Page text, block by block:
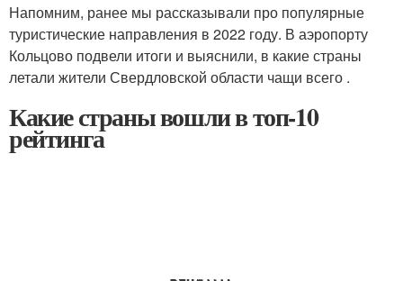
Напомним, ранее мы рассказывали про популярные
туристические направления в 2022 году. В аэропорту
Кольцово подвели итоги и выяснили, в какие страны
летали жители Свердловской области чащи всего .
Какие страны вошли в топ-10
рейтинга